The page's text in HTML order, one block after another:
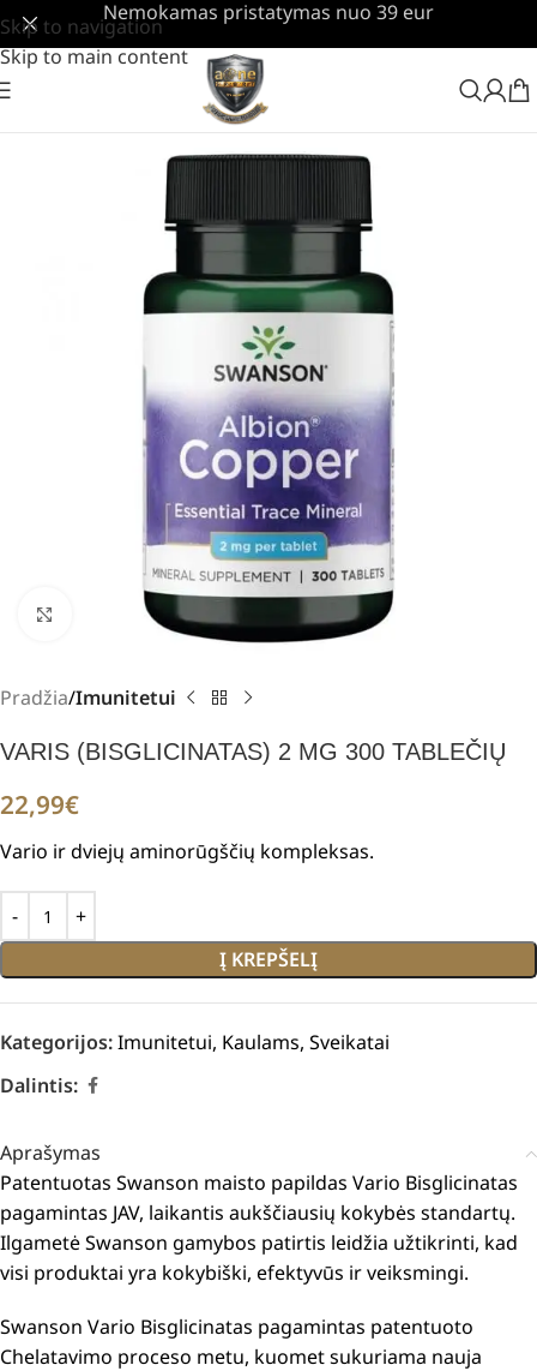
Skip to navigation
Skip to main content
Nemokamas pristatymas nuo 39 eur
Padidinti
Pradžia Imunitetui
VARIS (BISGLICINATAS) 2 MG 300 TABLEČIŲ
22,99€
Vario ir dviejų aminorūgščių kompleksas.
Į KREPŠELĮ
Kategorijos:Imunitetui, Kaulams, Sveikatai
Dalintis:
Aprašymas
Patentuotas Swanson maisto papildas Vario Bisglicinatas
pagamintas JAV, laikantis aukščiausių kokybės standartų.
Ilgametė Swanson gamybos patirtis leidžia užtikrinti, kad
visi produktai yra kokybiški, efektyvūs ir veiksmingi.
Swanson Vario Bisglicinatas pagamintas patentuoto
Chelatavimo proceso metu, kuomet sukuriama nauja